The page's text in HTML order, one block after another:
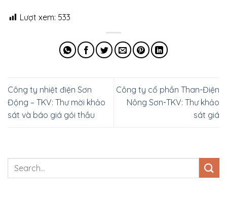
Lượt xem: 533
Công ty nhiệt điện Sơn
Động – TKV: Thư mời khảo
sát và báo giá gói thầu
Công ty cổ phần Than-Điện
Nông Sơn-TKV: Thư khảo
sát giá